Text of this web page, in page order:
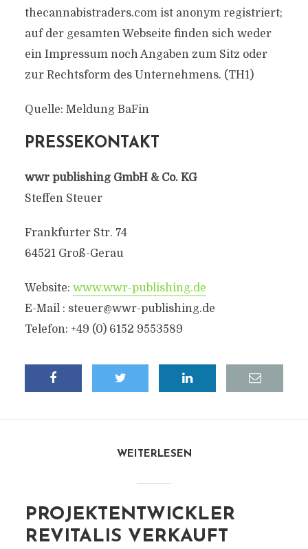
thecannabistraders.com ist anonym registriert;
auf der gesamten Webseite finden sich weder
ein Impressum noch Angaben zum Sitz oder
zur Rechtsform des Unternehmens. (TH1)
Quelle: Meldung BaFin
PRESSEKONTAKT
wwr publishing GmbH & Co. KG
Steffen Steuer
Frankfurter Str. 74
64521 Groß-Gerau
Website: www.wwr-publishing.de
E-Mail : steuer@wwr-publishing.de
Telefon: +49 (0) 6152 9553589
WEITERLESEN
PROJEKTENTWICKLER
REVITALIS VERKAUFT